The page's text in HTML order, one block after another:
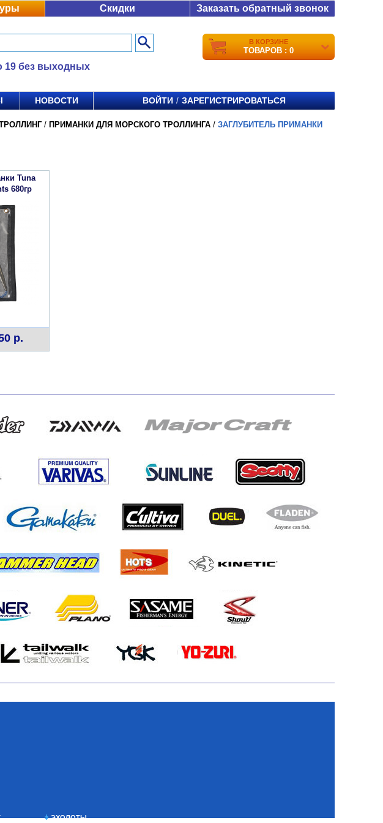
Скидки Заказать обратный звонок
19 без выходных
В КОРЗИНЕ
ТОВАРОВ : 0
НОВОСТИ ВОЙТИ / ЗАРЕГИСТРИРОВАТЬСЯ
/ ПРИМАНКИ ДЛЯ МОРСКОГО ТРОЛЛИНГА / ЗАГЛУБИТЕЛЬ ПРИМАНКИ
Tuna
680гр
р.
ЭХОЛОТЫ